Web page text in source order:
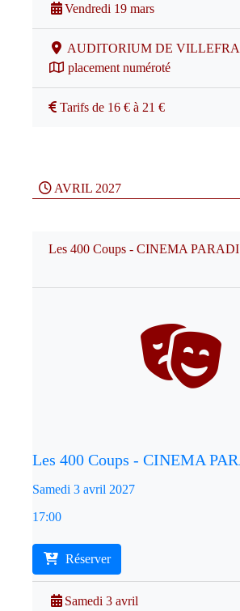
Vendredi 19 mars
AUDITORIUM DE
placement numéroté
Tarifs de 16 € à 21 €
AVRIL 2027
Les 400 Coups - CINEMA
Les 400 Coups - CINEMA
Samedi 3 avril 2027
17:00
Réserver
Samedi 3 avril